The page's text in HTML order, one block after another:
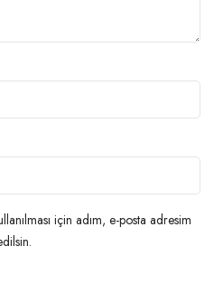
için adım, e-posta adresim